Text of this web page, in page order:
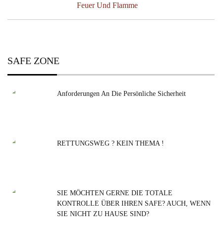
Previous
Feuer Und Flamme
SAFE ZONE
Anforderungen An Die Persönliche Sicherheit
RETTUNGSWEG ? KEIN THEMA !
SIE MÖCHTEN GERNE DIE TOTALE
KONTROLLE ÜBER IHREN SAFE? AUCH, WENN
SIE NICHT ZU HAUSE SIND?